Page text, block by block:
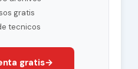
gratis
tecnicos
gratis→